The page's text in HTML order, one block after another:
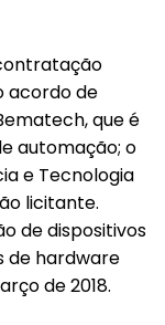
acordo de
que é
automação; o
e Tecnologia
licitante.
de dispositivos
de hardware
de 2018.